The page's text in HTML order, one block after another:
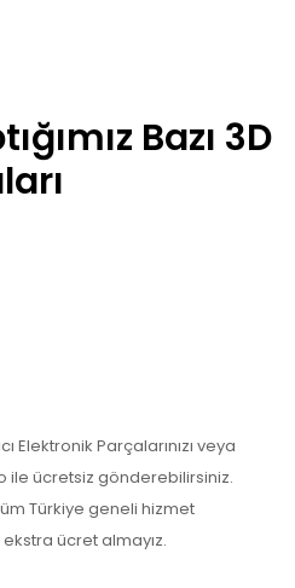
Bazı 3D
Elektronik Parçalarınızı veya
ile ücretsiz gönderebilirsiniz.
Türkiye geneli hizmet
ücret almayız.